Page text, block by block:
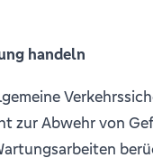
handeln
zur Abwehr von